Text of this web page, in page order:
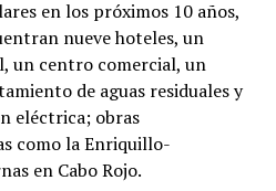
en los próximos 10 años,
nueve hoteles, un
un centro comercial, un
de aguas residuales y
eléctrica; obras
como la Enriquillo-
en Cabo Rojo.